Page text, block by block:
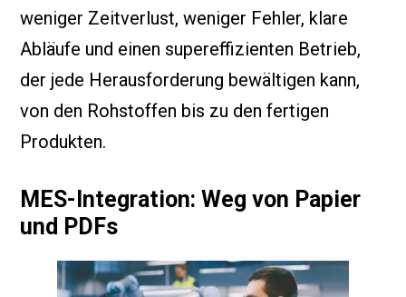
weniger Zeitverlust, weniger Fehler, klare
Abläufe und einen supereffizienten Betrieb,
der jede Herausforderung bewältigen kann,
von den Rohstoffen bis zu den fertigen
Produkten.
MES-Integration: Weg von Papier
und PDFs